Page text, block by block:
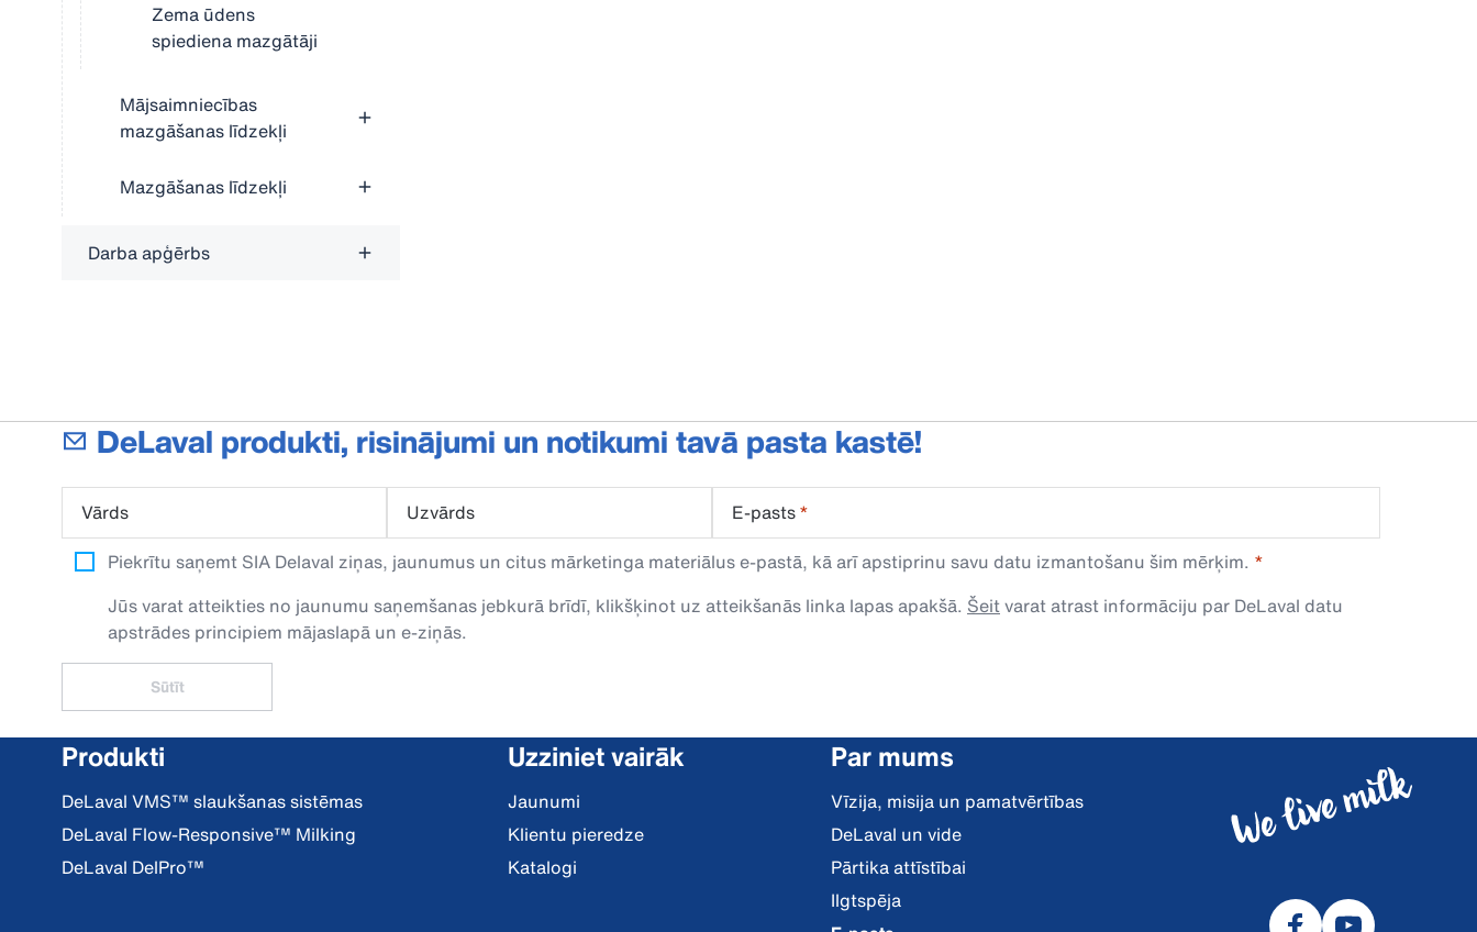
Zema ūdens
spiediena mazgātāji
Mājsaimniecības
mazgāšanas līdzekļi
Mazgāšanas līdzekļi
Darba apģērbs
DeLaval produkti, risinājumi un notikumi tavā pasta kastē!
Vārds Uzvārds E-pasts*
Piekrītu saņemt SIA Delaval ziņas, jaunumus un citus mārketinga materiālus e-pastā, kā arī apstiprinu savu datu izmantošanu šim mērķim.
Jūs varat atteikties no jaunumu saņemšanas jebkurā brīdī, klikšķinot uz atteikšanās linka lapas apakšā. Šeitvarat atrast informāciju par DeLaval datu
apstrādes principiem mājaslapā un e-ziņās.
Sūtīt
Produkti
DeLaval VMS™ slaukšanas sistēmas
DeLaval Flow-Responsive™ Milking
DeLaval DelPro™
Uzziniet vairāk
Jaunumi
Klientu pieredze
Katalogi
Par mums
Vīzija, misija un pamatvērtības
DeLaval un vide
Pārtika attīstībai
Ilgtspēja